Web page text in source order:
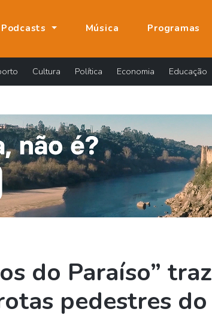
Podcasts Música Programas
Cultura Política Economia Educação
do Paraíso” traz
pedestres do